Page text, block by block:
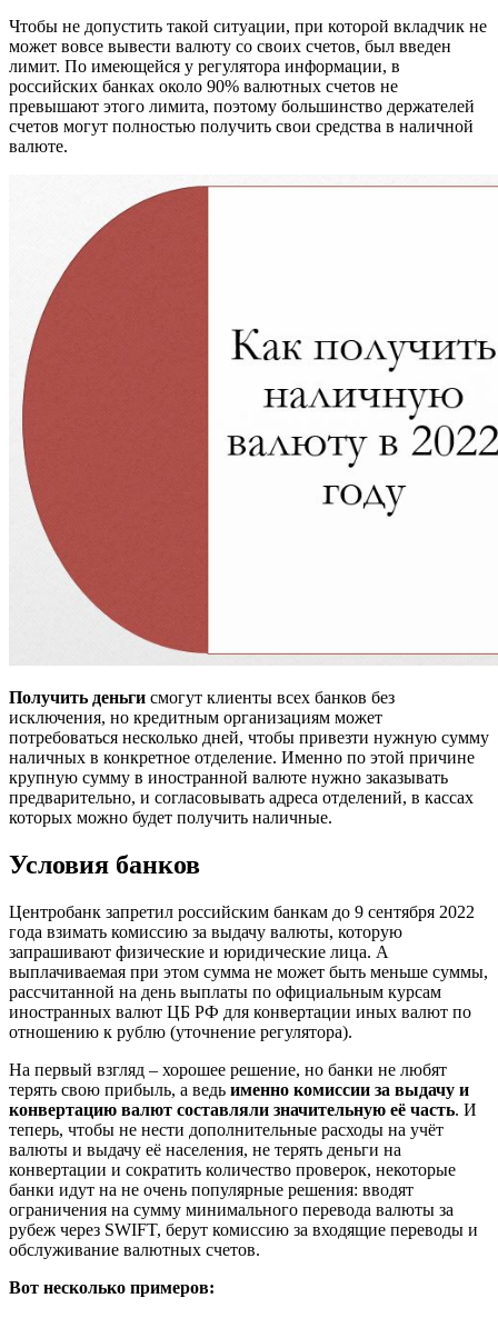
Чтобы не допустить такой ситуации, при которой вкладчик не
может вовсе вывести валюту со своих счетов, был введен
лимит. По имеющейся у регулятора информации, в
российских банках около 90% валютных счетов не
превышают этого лимита, поэтому большинство держателей
счетов могут полностью получить свои средства в наличной
валюте.
Получить деньги смогут клиенты всех банков без
исключения, но кредитным организациям может
потребоваться несколько дней, чтобы привезти нужную сумму
наличных в конкретное отделение. Именно по этой причине
крупную сумму в иностранной валюте нужно заказывать
предварительно, и согласовывать адреса отделений, в кассах
которых можно будет получить наличные.
Условия банков
Центробанк запретил российским банкам до 9 сентября 2022
года взимать комиссию за выдачу валюты, которую
запрашивают физические и юридические лица. А
выплачиваемая при этом сумма не может быть меньше суммы,
рассчитанной на день выплаты по официальным курсам
иностранных валют ЦБ РФ для конвертации иных валют по
отношению к рублю (уточнение регулятора).
На первый взгляд – хорошее решение, но банки не любят
терять свою прибыль, а ведь именно комиссии за выдачу и
конвертацию валют составляли значительную её часть. И
теперь, чтобы не нести дополнительные расходы на учёт
валюты и выдачу её населения, не терять деньги на
конвертации и сократить количество проверок, некоторые
банки идут на не очень популярные решения: вводят
ограничения на сумму минимального перевода валюты за
рубеж через SWIFT, берут комиссию за входящие переводы и
обслуживание валютных счетов.
Вот несколько примеров: